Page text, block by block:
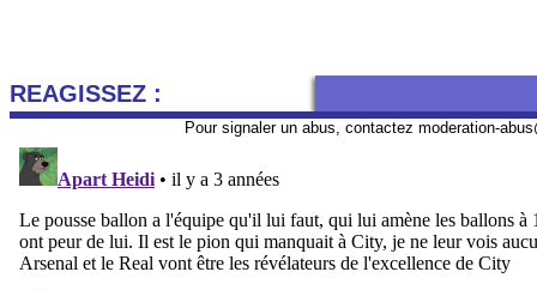
REAGISSEZ :
Pour signaler un abus, contactez moderation-